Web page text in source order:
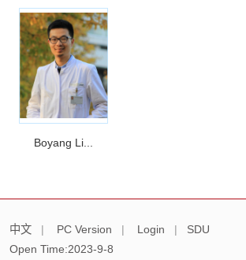
Boyang Li...
中文 | PC Version | Login |
SDU
Open Time:2023-9-8